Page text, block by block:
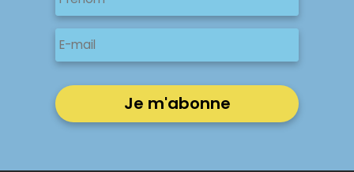
Prénom
E-
mail